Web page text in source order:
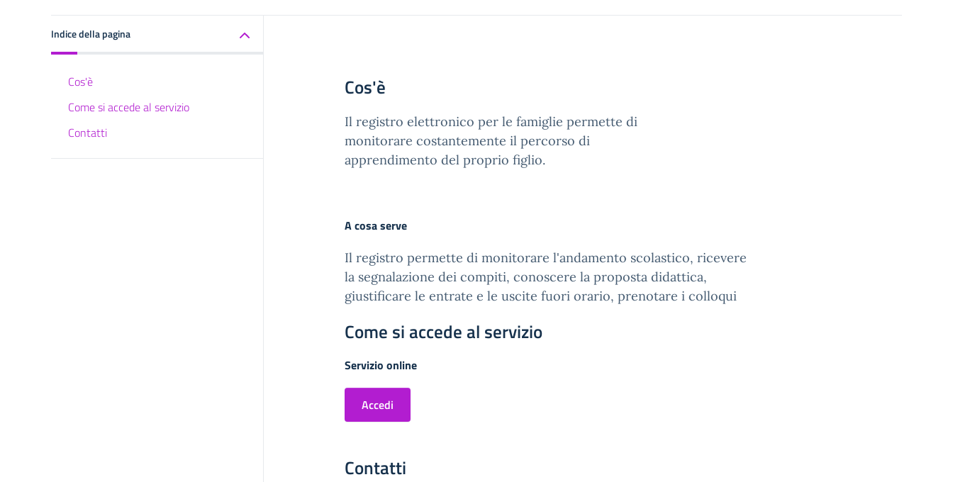
Indice della pagina
Cos'è
Come si accede al servizio
Contatti
Cos'è
Il registro elettronico per le famiglie permette di
monitorare costantemente il percorso di
apprendimento del proprio figlio.
A cosa serve
Il registro permette di monitorare l'andamento scolastico, ricevere
la segnalazione dei compiti, conoscere la proposta didattica,
giustificare le entrate e le uscite fuori orario, prenotare i colloqui
Come si accede al servizio
Servizio online
Accedi
Contatti